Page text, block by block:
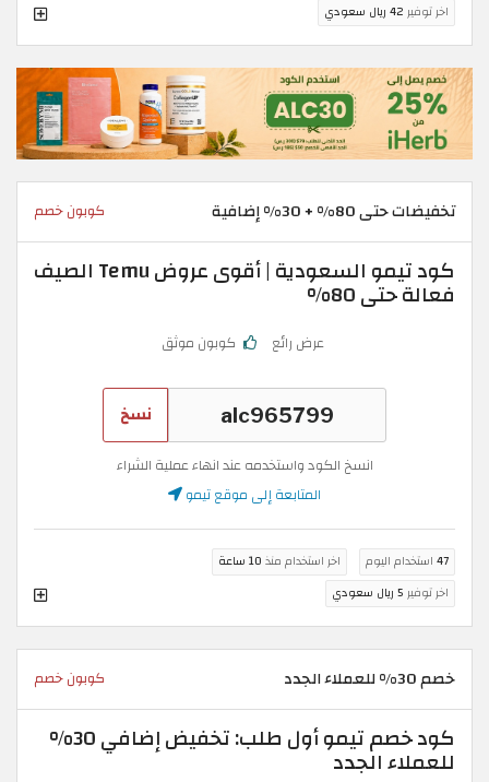
اخر توفير 42 ريال سعودي
تخفيضات حتى 80% + 30% إضافية كوبون خصم
كود تيمو السعودية | أقوى عروض Temu الصيف
فعالة حتى 80%
عرض رائع كوبون موثق
نسخ
انسخ الكود واستخدمه عند انهاء عملية الشراء
المتابعة إلى موقع تيمو
47 استخدام اليوم اخر استخدام منذ 10 ساعة
اخر توفير 5 ريال سعودي
خصم 30% للعملاء الجدد كوبون خصم
كود خصم تيمو أول طلب: تخفيض إضافي 30%
للعملاء الجدد